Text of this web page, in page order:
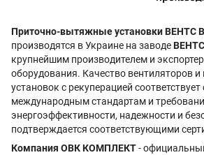
Приточно-вытяжные установки ВЕНТС
производятся в Украине на заводеВЕНТС
крупнейшим производителем и
оборудования. Качество вентиляторов
установок с рекуперацией
международным стандартам и
энергоэффективности, надежности и
подтверждается соответствующими
Компания ОВК КОМПЛЕКТ-